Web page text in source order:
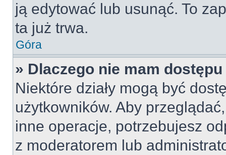
ją edytować lub usunąć. To
ta już trwa.
Góra
» Dlaczego nie mam dostępu
Niektóre działy mogą być
użytkowników. Aby
inne operacje, potrzebujesz
z moderatorem lub